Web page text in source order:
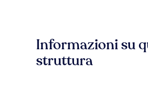
Informazioni su
struttura